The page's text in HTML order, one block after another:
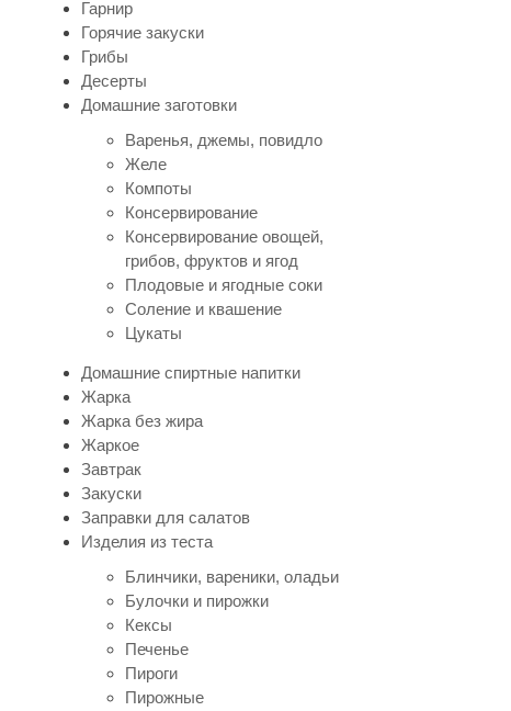
Гарнир
Горячие закуски
Грибы
Десерты
Домашние заготовки
Варенья, джемы, повидло
Желе
Компоты
Консервирование
Консервирование овощей,
грибов, фруктов и ягод
Плодовые и ягодные соки
Соление и квашение
Цукаты
Домашние спиртные напитки
Жарка
Жарка без жира
Жаркое
Завтрак
Закуски
Заправки для салатов
Изделия из теста
Блинчики, вареники, оладьи
Булочки и пирожки
Кексы
Печенье
Пироги
Пирожные